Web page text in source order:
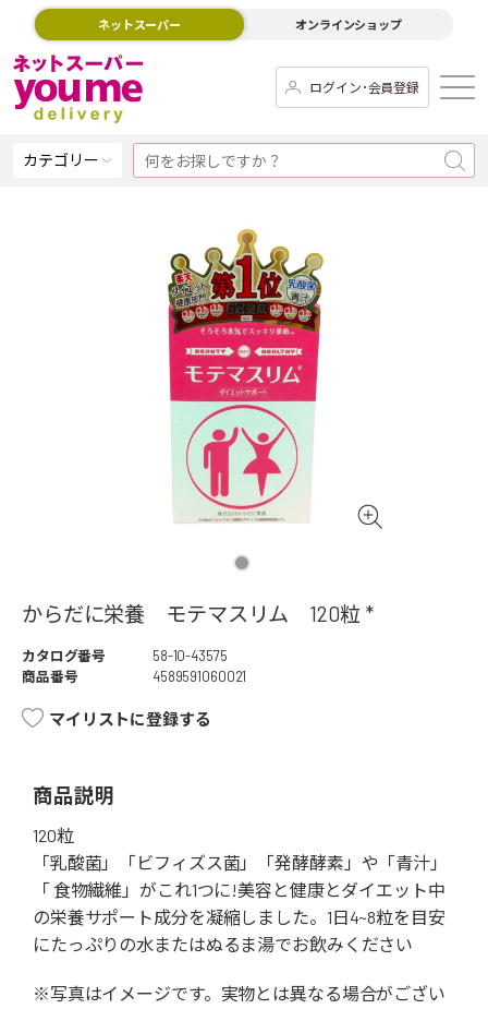
ネットスーパー オンラインショップ
ログイン･会員登録
カテゴリー
からだに栄養 モテマスリム 120粒 *
カタログ番号
58-10-43575
商品番号
4589591060021
マイリストに登録する
商品説明
120粒
「乳酸菌」「ビフィズス菌」「発酵酵素」や「青汁」
「 食物繊維」がこれ1つに!美容と健康とダイエット中
の栄養サポート成分を凝縮しました。1日4~8粒を目安
にたっぷりの水またはぬるま湯でお飲みください
※写真はイメージです。実物とは異なる場合がござい